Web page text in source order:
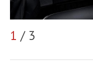
1 / 3